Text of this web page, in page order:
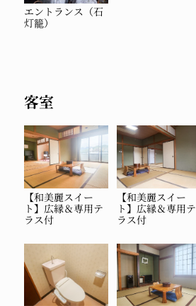
エントランス（石
灯籠）
客室
【和美麗スイー
ト】広縁＆専用テ
ラス付
【和美麗スイー
ト】広縁＆専用テ
ラス付